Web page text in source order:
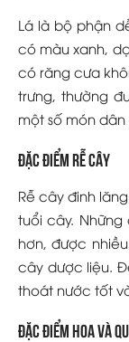
Lá là bộ phận
có màu xanh,
có răng cưa
trưng, thường
một số món dân
Đặc điểm rễ cây
Rễ cây đinh
tuổi cây.
hơn, được
cây dược liệu.
thoát nước tốt
Đặc điểm hoa và